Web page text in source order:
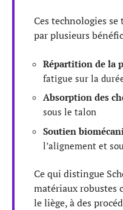
Ces technologies
par plusieurs
Répartition de la
fatigue sur la
Absorption des
sous le talon
Soutien
l’alignement et
Ce qui distingue
matériaux robustes
le liège, à des